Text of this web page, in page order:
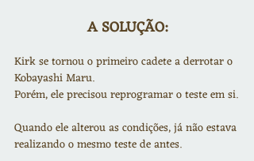
A SOLUÇÃO:
Kirk se tornou o primeiro cadete a derrotar o
Kobayashi Maru.
Porém, ele precisou reprogramar o teste em si.
Quando ele alterou as condições, já não estava
realizando o mesmo teste de antes.